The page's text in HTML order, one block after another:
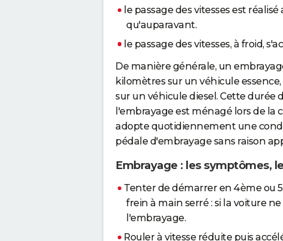
le passage des vitesses est
qu'auparavant.
le passage des vitesses, à froid,
De manière générale, un
kilomètres sur un véhicule
sur un véhicule diesel. Cette durée
l'embrayage est ménagé lors de
adopte quotidiennement une
pédale d'embrayage sans raison
Embrayage : les symptômes,
Tenter de démarrer en 4ème ou
frein à main serré : si la voiture
l'embrayage.
Rouler à vitesse réduite puis